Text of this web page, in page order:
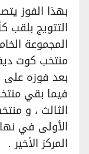
بهذا الفوز
التتويج بلقب
منتخب كوت
بعد فوزه على
فيما بقي
الثالث ، و
الأولى في
المركز الأخير .